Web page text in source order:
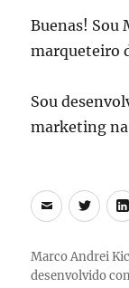
Buenas! Sou
marqueteiro
Sou
marketing
E-
Marco Andrei
desenvolvido